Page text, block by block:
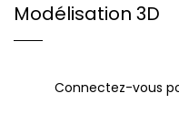
Modélisation 3D
Connectez-vous